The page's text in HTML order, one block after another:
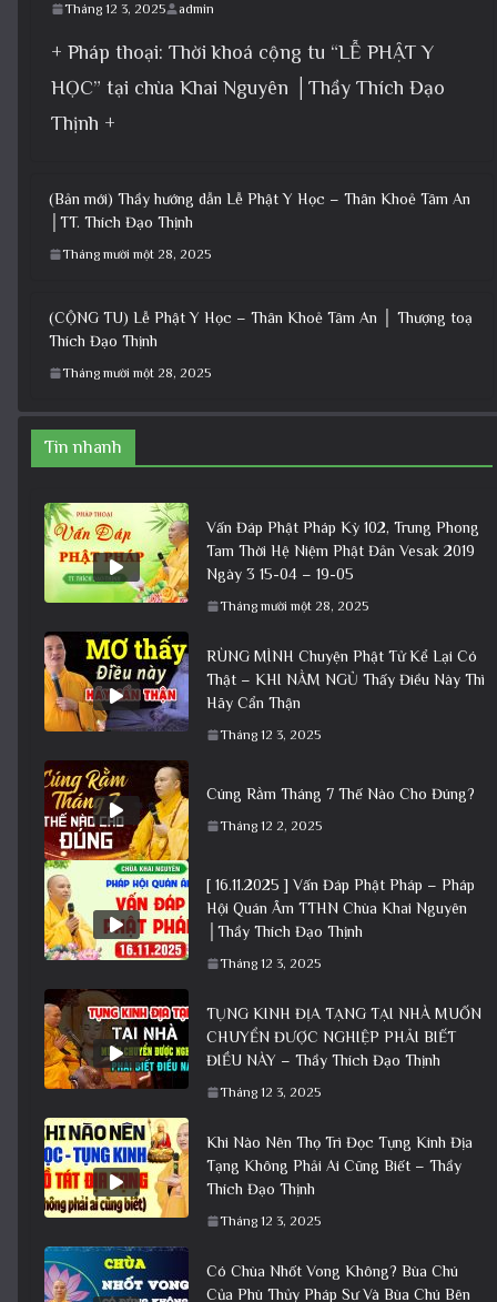
Tháng 12 3, 2025 admin
+ Pháp thoại: Thời khoá cộng tu “LỄ PHẬT Y
HỌC” tại chùa Khai Nguyên │Thầy Thích Đạo
Thịnh +
(Bản mới) Thầy hướng dẫn Lễ Phật Y Học – Thân Khoẻ Tâm An
│TT. Thích Đạo Thịnh
Tháng mười một 28, 2025
(CỘNG TU) Lễ Phật Y Học – Thân Khoẻ Tâm An │ Thượng toạ
Thích Đạo Thịnh
Tháng mười một 28, 2025
Tin nhanh
Vấn Đáp Phật Pháp Kỳ 102, Trung Phong
Tam Thời Hệ Niệm Phật Đản Vesak 2019
Ngày 3 15-04 – 19-05
Tháng mười một 28, 2025
RÙNG MÌNH Chuyện Phật Tử Kể Lại Có
Thật – KHI NẰM NGỦ Thấy Điều Này Thì
Hãy Cẩn Thận
Tháng 12 3, 2025
Cúng Rằm Tháng 7 Thế Nào Cho Đúng?
Tháng 12 2, 2025
[ 16.11.2025 ] Vấn Đáp Phật Pháp – Pháp
Hội Quán Âm TTHN Chùa Khai Nguyên
│Thầy Thích Đạo Thịnh
Tháng 12 3, 2025
TỤNG KINH ĐỊA TẠNG TẠI NHÀ MUỐN
CHUYỂN ĐƯỢC NGHIỆP PHẢI BIẾT
ĐIỀU NÀY – Thầy Thích Đạo Thịnh
Tháng 12 3, 2025
Khi Nào Nên Thọ Trì Đọc Tụng Kinh Địa
Tạng Không Phải Ai Cũng Biết – Thầy
Thích Đạo Thịnh
Tháng 12 3, 2025
Có Chùa Nhốt Vong Không? Bùa Chú
Của Phù Thủy Pháp Sư Và Bùa Chú Bên